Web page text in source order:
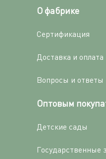
О фабрике
Сертификация
Доставка и оплата
Вопросы и ответы
Оптовым
Детские сады
Государственные